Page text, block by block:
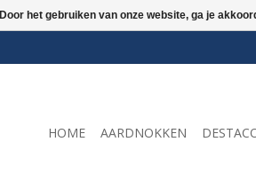
HOME AARDNOKKEN
Door het gebruiken van onze website, ga je